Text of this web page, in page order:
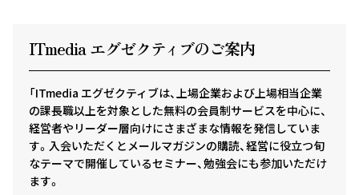
ITmedia エグゼクティ ブのご案内
「ITmedia エグゼクティブは、上場企業および上場相当企業
の課長職以上を対象とした無料の会員制サービスを中心に、
経営者やリーダー層向けにさまざまな情報を発信していま
す。入会いただくとメールマガジンの購読、経営に役立つ旬
なテーマで開催しているセミナー、勉強会にも参加いただけ
ます。